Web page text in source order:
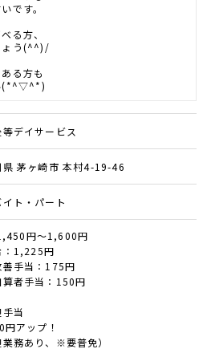
です。
る方、
ょう(^^)/
る方も
(*^▽^*)
デイサービス
県 茅ヶ崎市 本村4-19-46
ト・パート
円～1,600円
：1,225円
善手当：175円
算者手当：150円
手当
円アップ！
業務あり、※要普免）